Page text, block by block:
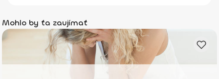
Mohlo by ťa zaujímať